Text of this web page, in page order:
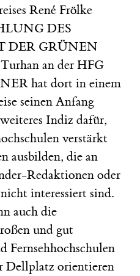
René Frölke
DES
DER GRÜNEN
an der HFG
hat dort in einem
seinen Anfang
Indiz dafür,
verstärkt
ausbilden, die an
Redaktionen oder
interessiert sind.
auch die
und gut
Fernsehhochschulen
Dellplatz orientieren